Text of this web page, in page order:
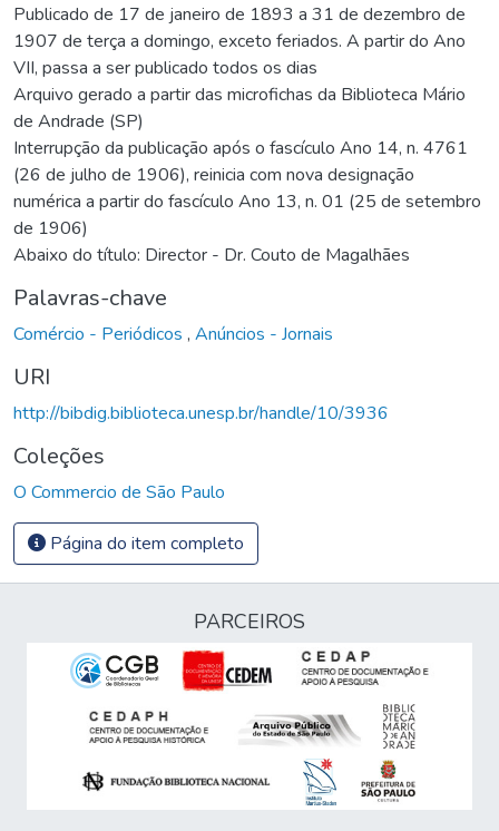
Publicado de 17 de janeiro de 1893 a 31 de dezembro de
1907 de terça a domingo, exceto feriados. A partir do Ano
VII, passa a ser publicado todos os dias
Arquivo gerado a partir das microfichas da Biblioteca Mário
de Andrade (SP)
Interrupção da publicação após o fascículo Ano 14, n. 4761
(26 de julho de 1906), reinicia com nova designação
numérica a partir do fascículo Ano 13, n. 01 (25 de setembro
de 1906)
Abaixo do título: Director - Dr. Couto de Magalhães
Palavras-chave
Comércio - Periódicos , Anúncios - Jornais
URI
http://bibdig.biblioteca.unesp.br/handle/10/3936
Coleções
O Commercio de São Paulo
Página do item completo
PARCEIROS